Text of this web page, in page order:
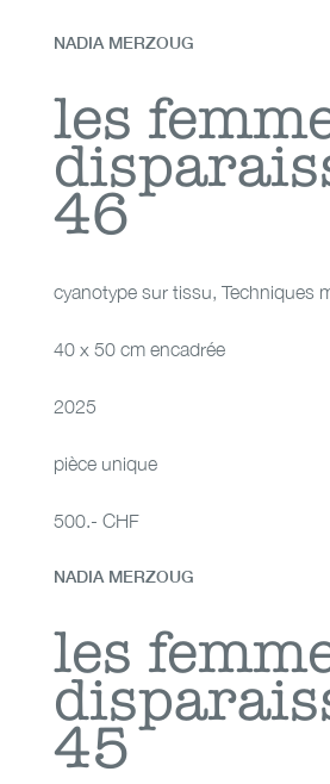
les femmes
NADIA MERZOUG
les
46
cyanotype sur tissu, Techniques
40 x 50 cm encadrée
2025
pièce unique
500.- CHF
les femmes
NADIA MERZOUG
les
45